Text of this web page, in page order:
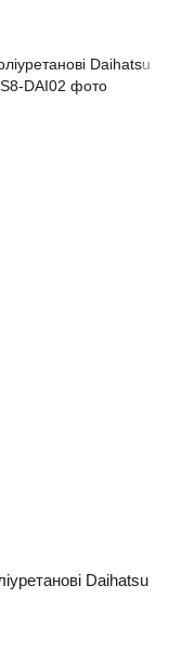
Daihatsu